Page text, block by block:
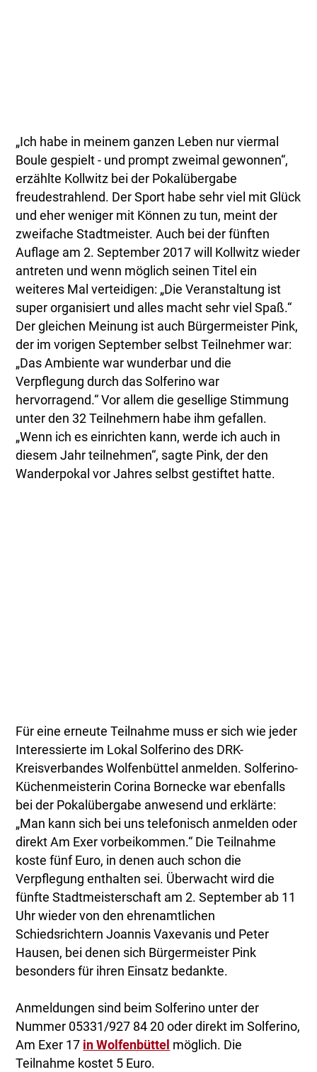
„Ich habe in meinem ganzen Leben nur viermal
Boule gespielt - und prompt zweimal gewonnen“,
erzählte Kollwitz bei der Pokalübergabe
freudestrahlend. Der Sport habe sehr viel mit Glück
und eher weniger mit Können zu tun, meint der
zweifache Stadtmeister. Auch bei der fünften
Auflage am 2. September 2017 will Kollwitz wieder
antreten und wenn möglich seinen Titel ein
weiteres Mal verteidigen: „Die Veranstaltung ist
super organisiert und alles macht sehr viel Spaß.“
Der gleichen Meinung ist auch Bürgermeister Pink,
der im vorigen September selbst Teilnehmer war:
„Das Ambiente war wunderbar und die
Verpflegung durch das Solferino war
hervorragend.“ Vor allem die gesellige Stimmung
unter den 32 Teilnehmern habe ihm gefallen.
„Wenn ich es einrichten kann, werde ich auch in
diesem Jahr teilnehmen“, sagte Pink, der den
Wanderpokal vor Jahres selbst gestiftet hatte.
Für eine erneute Teilnahme muss er sich wie jeder
Interessierte im Lokal Solferino des DRK-
Kreisverbandes Wolfenbüttel anmelden. Solferino-
Küchenmeisterin Corina Bornecke war ebenfalls
bei der Pokalübergabe anwesend und erklärte:
„Man kann sich bei uns telefonisch anmelden oder
direkt Am Exer vorbeikommen.“ Die Teilnahme
koste fünf Euro, in denen auch schon die
Verpflegung enthalten sei. Überwacht wird die
fünfte Stadtmeisterschaft am 2. September ab 11
Uhr wieder von den ehrenamtlichen
Schiedsrichtern Joannis Vaxevanis und Peter
Hausen, bei denen sich Bürgermeister Pink
besonders für ihren Einsatz bedankte.
Anmeldungen sind beim Solferino unter der
Nummer 05331/927 84 20 oder direkt im Solferino,
Am Exer 17 in Wolfenbüttel möglich. Die
Teilnahme kostet 5 Euro.